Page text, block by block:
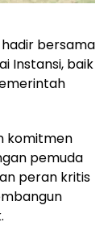
bersama
Instansi, baik
komitmen
pemuda
peran kritis